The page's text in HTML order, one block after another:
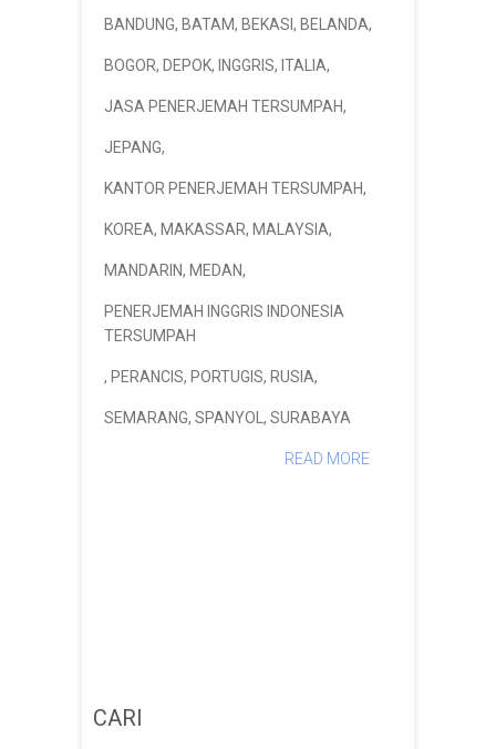
BANDUNG, BATAM, BEKASI, BELANDA,
BOGOR, DEPOK, INGGRIS, ITALIA,
JASA PENERJEMAH TERSUMPAH,
JEPANG,
KANTOR PENERJEMAH TERSUMPAH,
KOREA, MAKASSAR, MALAYSIA,
MANDARIN, MEDAN,
PENERJEMAH INGGRIS INDONESIA
TERSUMPAH
, PERANCIS, PORTUGIS, RUSIA,
SEMARANG, SPANYOL , SURABAYA
READ MORE
CARI